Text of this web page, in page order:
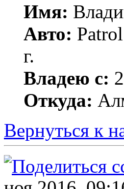
Имя:
Авто:
г.
Владею с:
Откуда:
Вернуться к